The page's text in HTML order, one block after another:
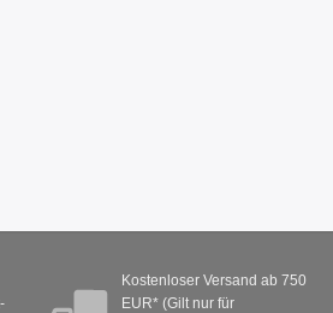
Kostenloser Versand ab 750
EUR* (Gilt nur für